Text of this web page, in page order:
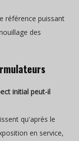
référence puissant
des
initial peut-il
qu'après le
en service,